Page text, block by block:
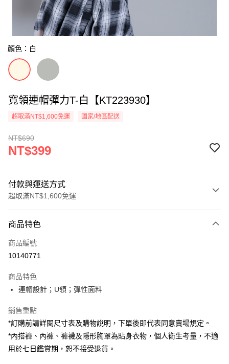
顏色：白
寬領連帽彈力T-白【KT223930】
超取滿NT$1,600免運 國家/地區配送
NT$690
NT$399
付款與運送方式
超取滿NT$1,600免運
信用卡一次付款
超商取貨付款
Apple Pay
街口支付
Google Pay
大哥付你分期
商品特色
商品編號
10140771
商品特色
連帽設計；U領；彈性面料
銷售重點
*訂購前請詳閱尺寸表及購物說明，下單後即代表同意賣場規定。
*內搭褲、內褲、褲襪及隱形胸罩為貼身衣物，個人衛生考量，不適
用於七日鑑賞期，恕不接受退貨。